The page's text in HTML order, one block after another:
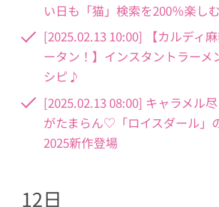
い日も「猫」検索を200％楽し
[2025.02.13 10:00] 【カルディ
ータン！】インスタントラーメ
シピ♪
[2025.02.13 08:00] キャラメル
がたまらん♡「ロイスダール」
2025新作登場
12日